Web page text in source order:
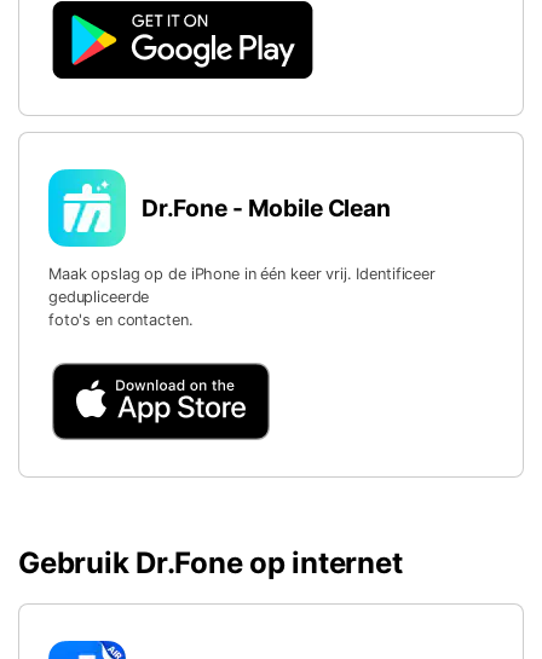
Dr.Fone - Mobile Clean
Maak opslag op de iPhone in één keer vrij. Identificeer
gedupliceerde
foto's en contacten.
Gebruik Dr.Fone op internet